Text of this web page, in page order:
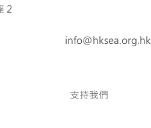
2
info@hksea.org.hk
支持我們